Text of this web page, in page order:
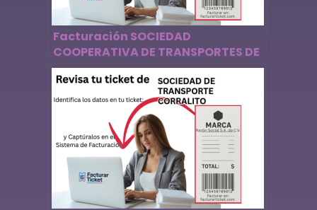
Facturación SOCIEDAD
COOPERATIVA DE TRANSPORTES DE
PASAJES LA FRAYLECA – Descargar
Factura